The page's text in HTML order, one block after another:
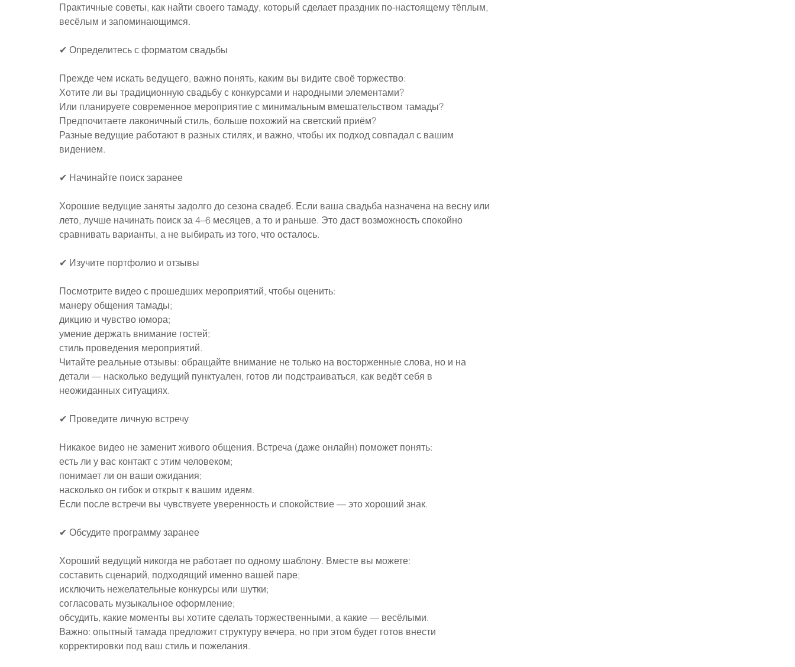
Практичные советы, как найти своего тамаду, который сделает праздник по-настоящему тёплым,
весёлым и запоминающимся.
✔ Определитесь с форматом свадьбы
Прежде чем искать ведущего, важно понять, каким вы видите своё торжество:
Хотите ли вы традиционную свадьбу с конкурсами и народными элементами?
Или планируете современное мероприятие с минимальным вмешательством тамады?
Предпочитаете лаконичный стиль, больше похожий на светский приём?
Разные ведущие работают в разных стилях, и важно, чтобы их подход совпадал с вашим
видением.
✔ Начинайте поиск заранее
Хорошие ведущие заняты задолго до сезона свадеб. Если ваша свадьба назначена на весну или
лето, лучше начинать поиск за 4–6 месяцев, а то и раньше. Это даст возможность спокойно
сравнивать варианты, а не выбирать из того, что осталось.
✔ Изучите портфолио и отзывы
Посмотрите видео с прошедших мероприятий, чтобы оценить:
манеру общения тамады;
дикцию и чувство юмора;
умение держать внимание гостей;
стиль проведения мероприятий.
Читайте реальные отзывы: обращайте внимание не только на восторженные слова, но и на
детали — насколько ведущий пунктуален, готов ли подстраиваться, как ведёт себя в
неожиданных ситуациях.
✔ Проведите личную встречу
Никакое видео не заменит живого общения. Встреча (даже онлайн) поможет понять:
есть ли у вас контакт с этим человеком;
понимает ли он ваши ожидания;
насколько он гибок и открыт к вашим идеям.
Если после встречи вы чувствуете уверенность и спокойствие — это хороший знак.
✔ Обсудите программу заранее
Хороший ведущий никогда не работает по одному шаблону. Вместе вы можете:
составить сценарий, подходящий именно вашей паре;
исключить нежелательные конкурсы или шутки;
согласовать музыкальное оформление;
обсудить, какие моменты вы хотите сделать торжественными, а какие — весёлыми.
Важно: опытный тамада предложит структуру вечера, но при этом будет готов внести
корректировки под ваш стиль и пожелания.